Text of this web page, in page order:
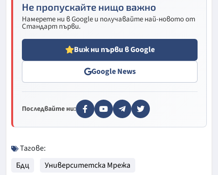
Не пропускайте нищо важно
Намерете ни в Google и получавайте най-новото от
Стандарт първи.
Виж ни първи в Google
Google News
Последвайте ни:
Тагове:
Бдц
Университетска Мрежа